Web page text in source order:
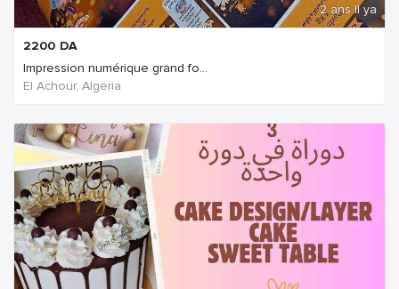
2 ans Il ya
2200 DA
Impression numérique grand fo...
El Achour, Algeria